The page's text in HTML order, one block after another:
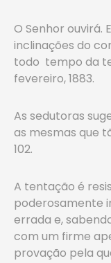
O Senhor ouvirá.
inclinações do
todo tempo da
fevereiro, 1883.
As sedutoras
as mesmas que
102.
A tentação é
poderosamente
errada e,
com um firme
provação pela